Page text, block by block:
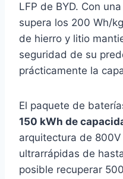
LFP de BYD. Con
supera los 200 Wh/
de hierro y litio
seguridad de su
prácticamente la
El paquete de
150 kWh de
arquitectura de
ultrarrápidas de
posible recuperar